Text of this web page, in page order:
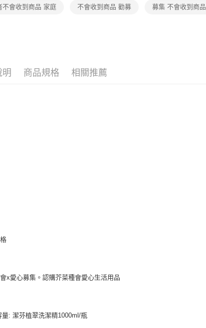
不會收到商品 家庭 不會收到商品 勸募 募集 不會收到商品
明 商品規格 相關推薦
x愛心募集。認購芥菜種會愛心生活用品
量: 潔芬植翠洗潔精1000ml/瓶